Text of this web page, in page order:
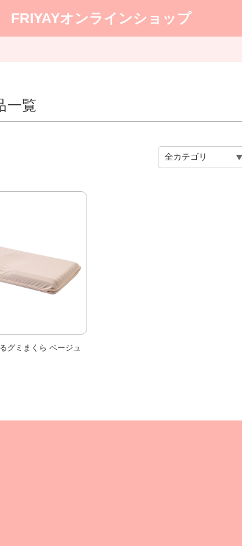
FRIYAYオンラインショップ
一覧
グミまくら ベージュ